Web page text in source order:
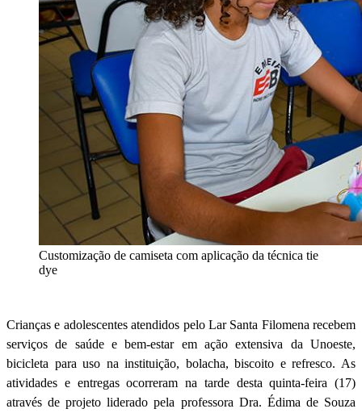
Customização de camiseta com aplicação da técnica tie
dye
Crianças e adolescentes atendidos pelo Lar Santa Filomena recebem
serviços de saúde e bem-estar em ação extensiva da Unoeste,
bicicleta para uso na instituição, bolacha, biscoito e refresco. As
atividades e entregas ocorreram na tarde desta quinta-feira (17)
através de projeto liderado pela professora Dra. Édima de Souza